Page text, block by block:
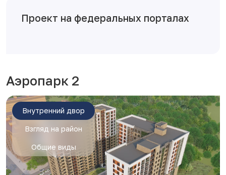
Проект на федеральных порталах
Аэропарк 2
Внутренний двор
Взгляд на район
Общие виды